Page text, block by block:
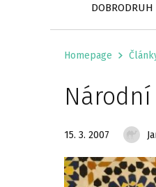
DOBRODRUH
Homepage
15. 3. 2007